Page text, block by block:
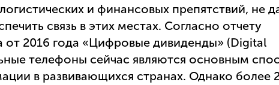
и финансовых препятствий, не
связь в этих местах. Согласно отчету
от 2016 года «Цифровые дивиденды» (Digital
телефоны сейчас являются основным
в развивающихся странах. Однако более